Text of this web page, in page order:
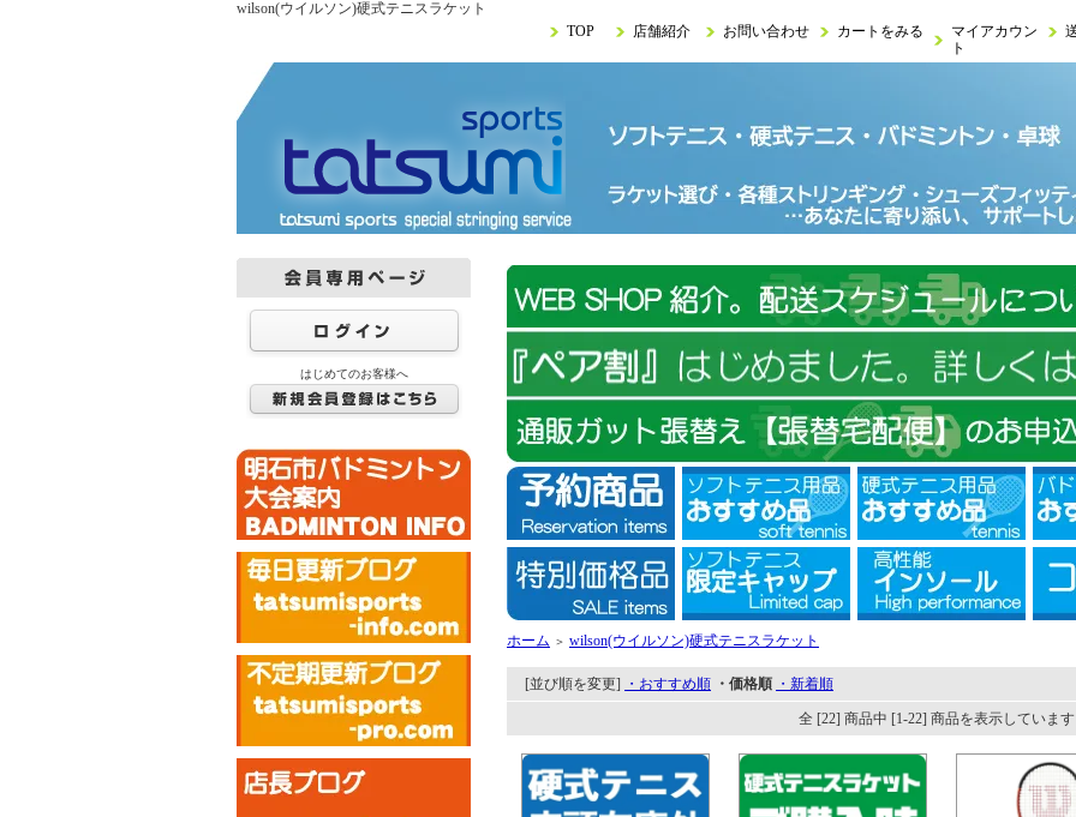
wilson(ウイルソン)硬式テニスラケット
TOP
店舗紹介 お問い合わせ カートをみる
マイアカウン
ト
はじめてのお客様へ
ホーム ＞ wilson(ウイルソン)硬式テニスラケット
[並び順を変更] ・おすすめ順 ・価格順 ・新着順
全 [22] 商品中 [1-22] 商品を表示していま